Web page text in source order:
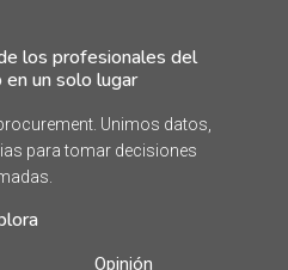
los profesionales del
un solo lugar
Unimos datos,
para tomar decisiones
Opinión